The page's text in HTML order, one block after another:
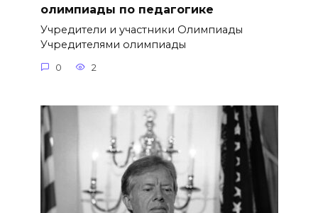
олимпиады по педагогике
Учредители и участники Олимпиады
Учредителями олимпиады
0 2